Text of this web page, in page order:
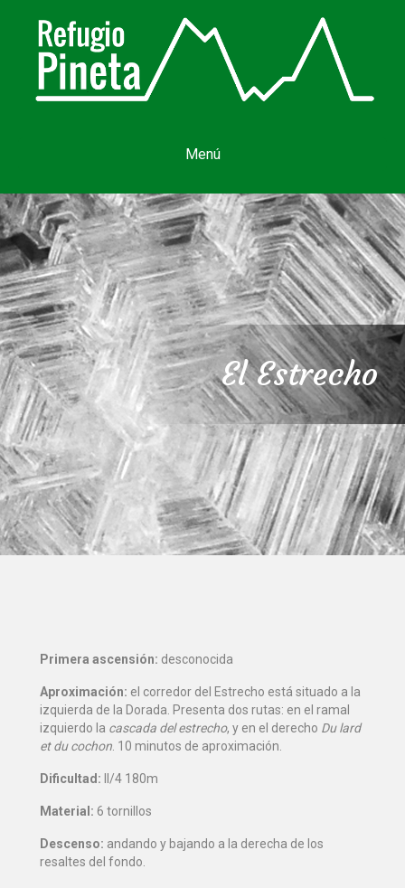
Menú
El Estrecho
Primera ascensión: desconocida
Aproximación: el corredor del Estrecho está situado a la
izquierda de la Dorada. Presenta dos rutas: en el ramal
izquierdo la cascada del estrecho, y en el derecho Du lard
et du cochon. 10 minutos de aproximación.
Dificultad: II/4 180m
Material: 6 tornillos
Descenso: andando y bajando a la derecha de los
resaltes del fondo.